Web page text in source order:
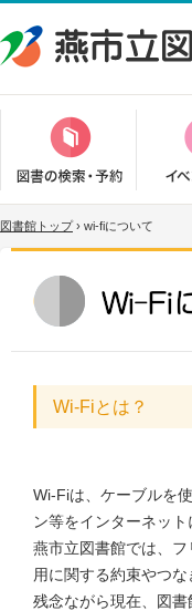
図書館トップ› wi-fiについて
Wi-Fiとは？
Wi-Fiは、ケーブルを
ン等をインターネット
燕市立図書館では、
用に関する約束やつ
残念ながら現在、図